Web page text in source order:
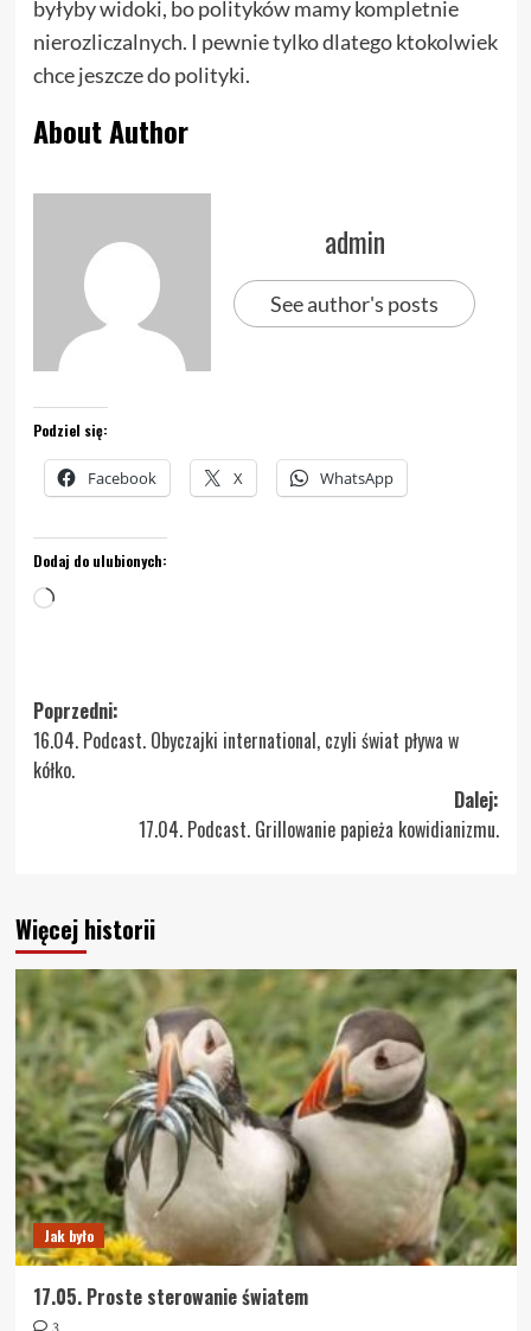
byłyby widoki, bo polityków mamy kompletnie
nierozliczalnych. I pewnie tylko dlatego ktokolwiek
chce jeszcze do polityki.
About Author
admin
See author's posts
Podziel się:
Facebook X WhatsApp
Dodaj do ulubionych:
Wczytywanie…
Zobacz
wpisy
Poprzedni:
16.04. Podcast. Obyczajki international, czyli świat pływa w
kółko.
Dalej:
17.04. Podcast. Grillowanie papieża kowidianizmu.
Więcej historii
Jak było
17.05. Proste sterowanie światem